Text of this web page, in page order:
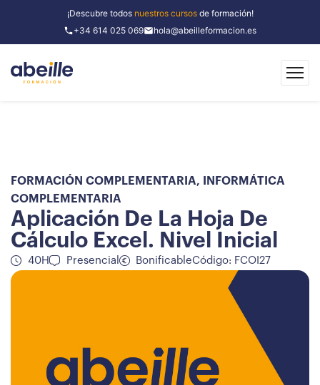
¡Descubre todos nuestros cursosde formación!
+34 614 025 069
hola@abeilleformacion.es
FORMACIÓN COMPLEMENTARIA,
INFORMÁTICA
COMPLEMENTARIA
Aplicación De La Hoja De
Cálculo Excel. Nivel Inicial
40H Presencial BonificableCódigo: FCOI27